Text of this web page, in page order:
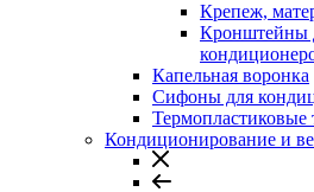
Крепеж,
Кронштейны
Капельная воронка
Сифоны для
Кондиционирование и